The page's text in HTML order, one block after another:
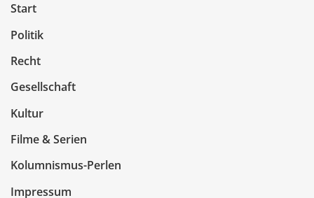
Start
Politik
Recht
Gesellschaft
Kultur
Filme & Serien
Kolumnismus-Perlen
Impressum